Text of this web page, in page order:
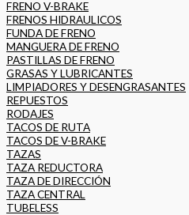
FRENO V-BRAKE
FRENOS HIDRAULICOS
FUNDA DE FRENO
MANGUERA DE FRENO
PASTILLAS DE FRENO
GRASAS Y LUBRICANTES
LIMPIADORES Y DESENGRASANTES
REPUESTOS
RODAJES
TACOS DE RUTA
TACOS DE V-BRAKE
TAZAS
TAZA REDUCTORA
TAZA DE DIRECCIÓN
TAZA CENTRAL
TUBELESS